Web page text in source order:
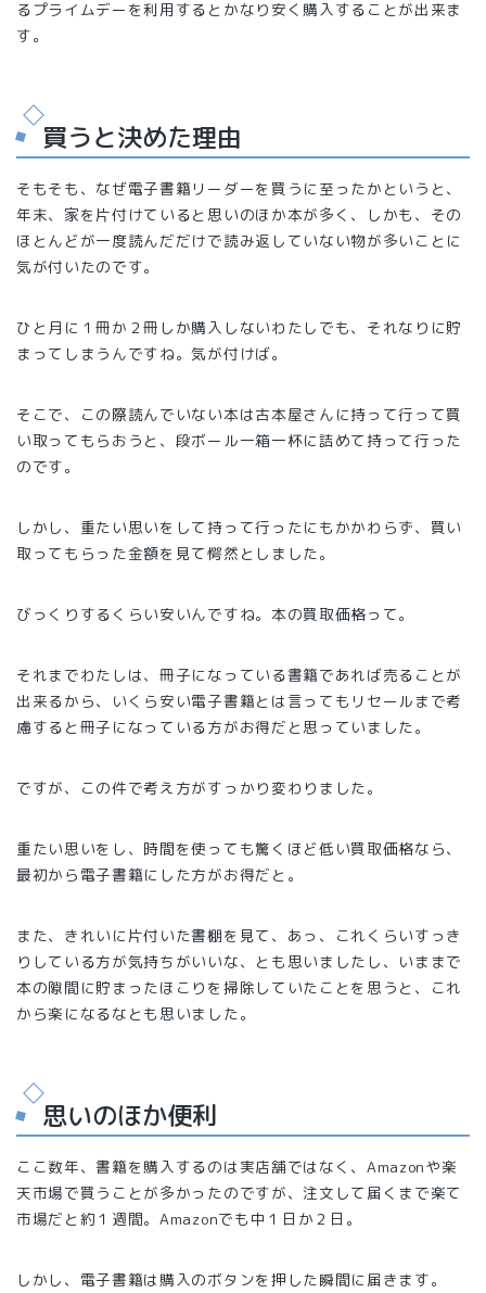
るプライムデーを利用するとかなり安く購入することが出来ま
す。
買うと決めた理由
そもそも、なぜ電子書籍リーダーを買うに至ったかというと、
年末、家を片付けていると思いのほか本が多く、しかも、その
ほとんどが一度読んだだけで読み返していない物が多いことに
気が付いたのです。
ひと月に１冊か２冊しか購入しないわたしでも、それなりに貯
まってしまうんですね。気が付けば。
そこで、この際読んでいない本は古本屋さんに持って行って買
い取ってもらおうと、段ボール一箱一杯に詰めて持って行った
のです。
しかし、重たい思いをして持って行ったにもかかわらず、買い
取ってもらった金額を見て愕然としました。
びっくりするくらい安いんですね。本の買取価格って。
それまでわたしは、冊子になっている書籍であれば売ることが
出来るから、いくら安い電子書籍とは言ってもリセールまで考
慮すると冊子になっている方がお得だと思っていました。
ですが、この件で考え方がすっかり変わりました。
重たい思いをし、時間を使っても驚くほど低い買取価格なら、
最初から電子書籍にした方がお得だと。
また、きれいに片付いた書棚を見て、あっ、これくらいすっき
りしている方が気持ちがいいな、とも思いましたし、いままで
本の隙間に貯まったほこりを掃除していたことを思うと、これ
から楽になるなとも思いました。
思いのほか便利
ここ数年、書籍を購入するのは実店舗ではなく、Amazonや楽
天市場で買うことが多かったのですが、注文して届くまで楽て
市場だと約１週間。Amazonでも中１日か２日。
しかし、電子書籍は購入のボタンを押した瞬間に届きます。